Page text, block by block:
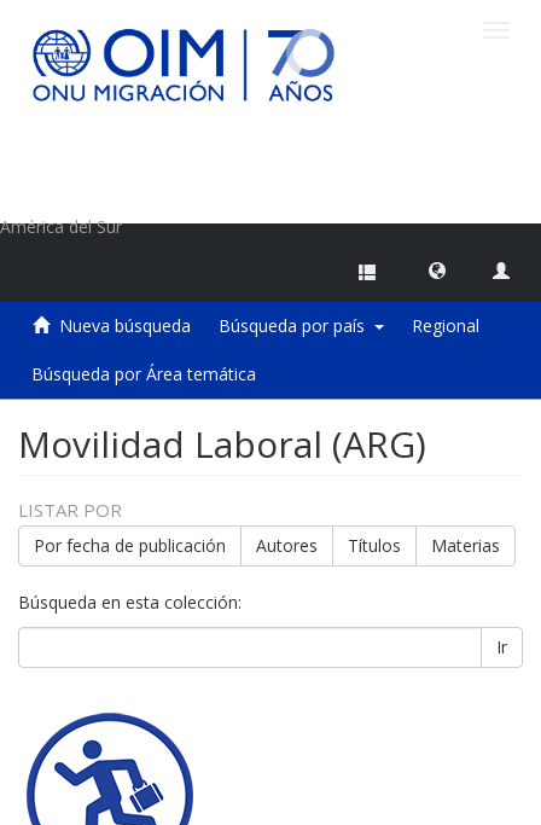
América del Sur
Nueva búsqueda Búsqueda por país Regional
Búsqueda por Área temática
Movilidad Laboral (ARG)
LISTAR POR
Por fecha de publicación Autores Títulos Materias
Búsqueda en esta colección:
Ir